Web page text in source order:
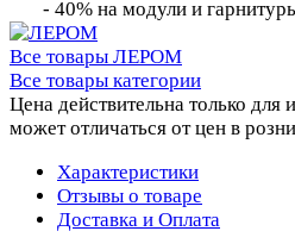
- 40% на модули и
Все товары ЛЕРОМ
Все товары категории
Цена действительна только для
может отличаться от цен в
Характеристики
Отзывы о товаре
Доставка и Оплата